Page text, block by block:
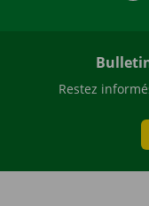
Restez